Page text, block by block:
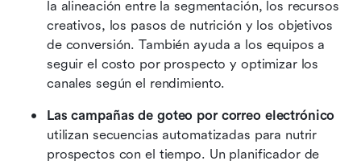
la alineación entre la segmentación, los recursos
creativos, los pasos de nutrición y los objetivos
de conversión. También ayuda a los equipos a
seguir el costo por prospecto y optimizar los
canales según el rendimiento.
Las campañas de goteo por correo electrónico
utilizan secuencias automatizadas para nutrir
prospectos con el tiempo. Un planificador de